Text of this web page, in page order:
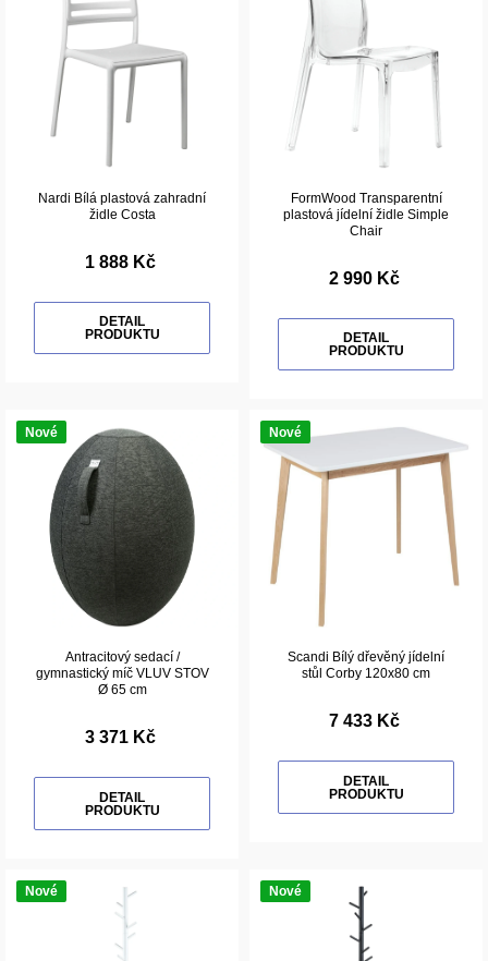
Nardi Bílá plastová zahradní
židle Costa
1 888 Kč
DETAIL
PRODUKTU
FormWood Transparentní
plastová jídelní židle Simple
Chair
2 990 Kč
DETAIL
PRODUKTU
Nové
Antracitový sedací /
gymnastický míč VLUV STOV
Ø 65 cm
3 371 Kč
DETAIL
PRODUKTU
Nové
Scandi Bílý dřevěný jídelní
stůl Corby 120x80 cm
7 433 Kč
DETAIL
PRODUKTU
Nové Nové